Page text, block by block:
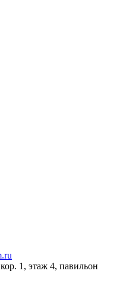
1, этаж 4, павильон